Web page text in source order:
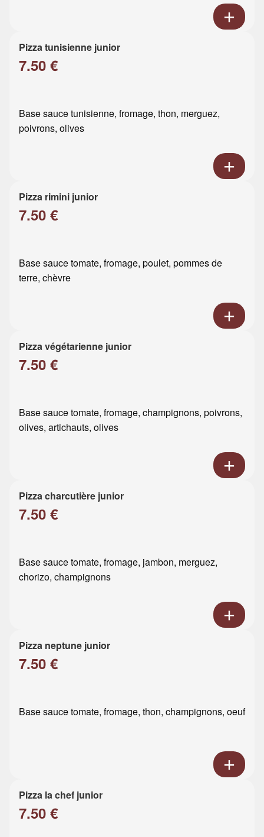
Pizza tunisienne junior
7.50 €
Base sauce tunisienne, fromage, thon, merguez,
poivrons, olives
Pizza rimini junior
7.50 €
Base sauce tomate, fromage, poulet, pommes de
terre, chèvre
Pizza végétarienne junior
7.50 €
Base sauce tomate, fromage, champignons, poivrons,
olives, artichauts, olives
Pizza charcutière junior
7.50 €
Base sauce tomate, fromage, jambon, merguez,
chorizo, champignons
Pizza neptune junior
7.50 €
Base sauce tomate, fromage, thon, champignons, oeuf
Pizza la chef junior
7.50 €